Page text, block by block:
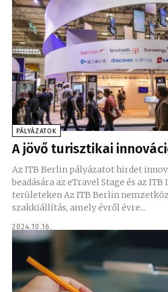
PÁLYÁZATOK
A jövő turisztikai
Az ITB Berlin pályázatot hirdet
beadására az eTravel Stage és az
területeken Az ITB Berlin nemzetközi turisztikai
szakkiállítás, amely évről évre...
2024.10.16.